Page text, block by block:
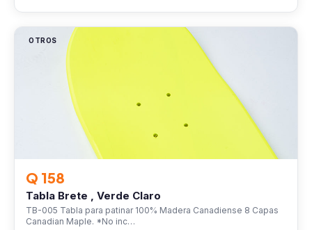
OTROS
Q 158
Tabla Brete , Verde Claro
TB-005 Tabla para patinar 100% Madera Canadiense 8 Capas
Canadian Maple. *No inc…